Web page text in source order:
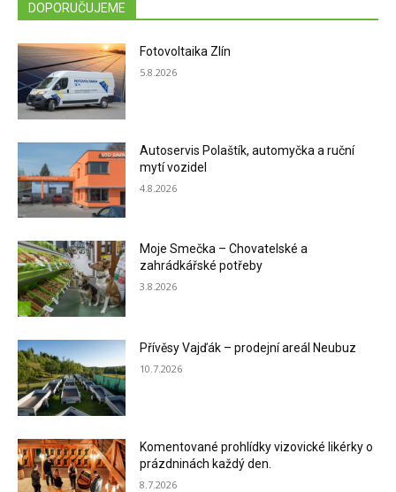
DOPORUČUJEME
Fotovoltaika Zlín
5.8.2026
Autoservis Polaštík, automyčka a ruční
mytí vozidel
4.8.2026
Moje Smečka – Chovatelské a
zahrádkářské potřeby
3.8.2026
Přívěsy Vajďák – prodejní areál Neubuz
10.7.2026
Komentované prohlídky vizovické likérky o
prázdninách každý den.
8.7.2026